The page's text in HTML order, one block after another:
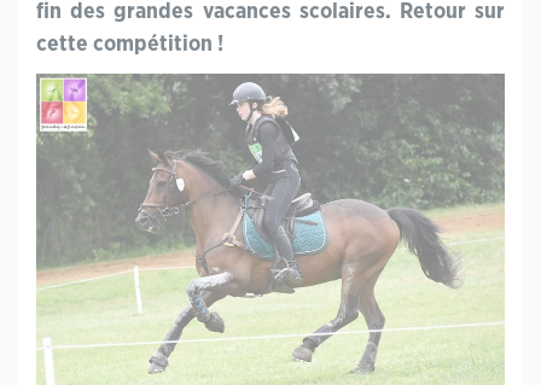
fin des grandes vacances scolaires. Retour sur
cette compétition !